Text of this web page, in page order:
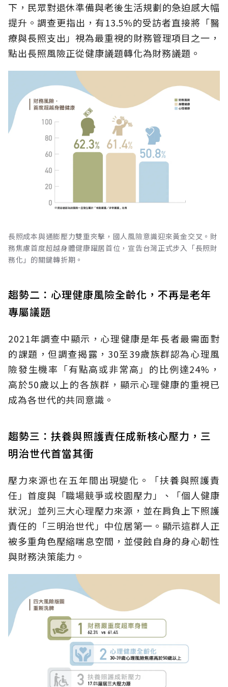
下，民眾對退休準備與老後生活規劃的急迫感大幅
提升。調查更指出，有13.5%的受訪者直接將「醫
療與長照支出」視為最重視的財務管理項目之一，
點出長照風險正從健康議題轉化為財務議題。
長照成本與通膨壓力雙重夾擊，國人風險意識迎來黃金交叉。財
務焦慮首度超越身體健康躍居首位，宣告台灣正式步入「長照財
務化」的關鍵轉折期。
趨勢二：心理健康風險全齡化，不再是老年
專屬議題
2021年調查中顯示，心理健康是年長者最需面對
的課題，但調查揭露，30至39歲族群認為心理風
險發生機率「有點高或非常高」的比例達24%，
高於50歲以上的各族群，顯示心理健康的重視已
成為各世代的共同意識。
趨勢三：扶養與照護責任成新核心壓力，三
明治世代首當其衝
壓力來源也在五年間出現變化。「扶養與照護責
任」首度與「職場競爭或校園壓力」、「個人健康
狀況」並列三大心理壓力來源，並在肩負上下照護
責任的「三明治世代」中位居第一。顯示這群人正
被多重角色壓縮喘息空間，並侵蝕自身的身心韌性
與財務決策能力。